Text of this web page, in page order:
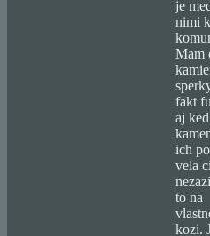
je
nimi
Mam
fakt
aj
ich
vela
to na
kozi.